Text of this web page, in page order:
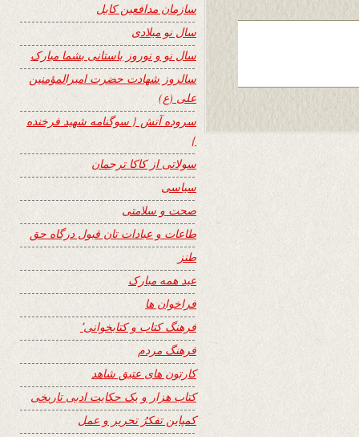
سازمان مدافعین کابل
سال نو میلادی
سال نو و نوروز باستانی بشما مبارک
سالروز شهادت حضرت امیرالمؤمنین
علی (ع)
سروده آتش { سوگنامه شهید فرخنده
}
سولاتی از کاکا ترجمان
سیاسی
صحت و سلامتی
طاعات و عبادات تان قبول درگاه حق
طنز
عید همه مبارک
فراخوان ها
فرهنگ کتاب و کتابخوانی٬
فرهنگ مردم
کارتون های عتیق شاهد
کتاب هزار و یک حکایت ادبی تاریخی
کمپاین تفکرُ تحریر و عمل